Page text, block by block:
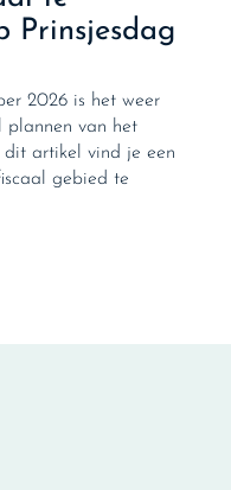
Prinsjesdag
2026 is het weer
plannen van het
dit artikel vind je een
gebied te